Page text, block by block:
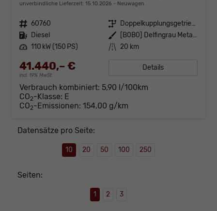
unverbindliche Lieferzeit: 15.10.2026 Neuwagen
Fahrzeugnr. 60760 Getriebe
Doppelkupplungsgetriebe (DSG)
Kraftstoff Diesel Außenfarbe
[B0B0] Delfingrau Metallic
Leistung 110 kW (150 PS) Kilometerstand 20 km
41.440,– €
incl. 19% MwSt.
Details
Verbrauch kombiniert: 5,90 l/100km
CO2-Klasse: E
CO2-Emissionen: 154,00 g/km
Datensätze pro Seite:
10 20 50 100 250
Seiten:
1 2 3